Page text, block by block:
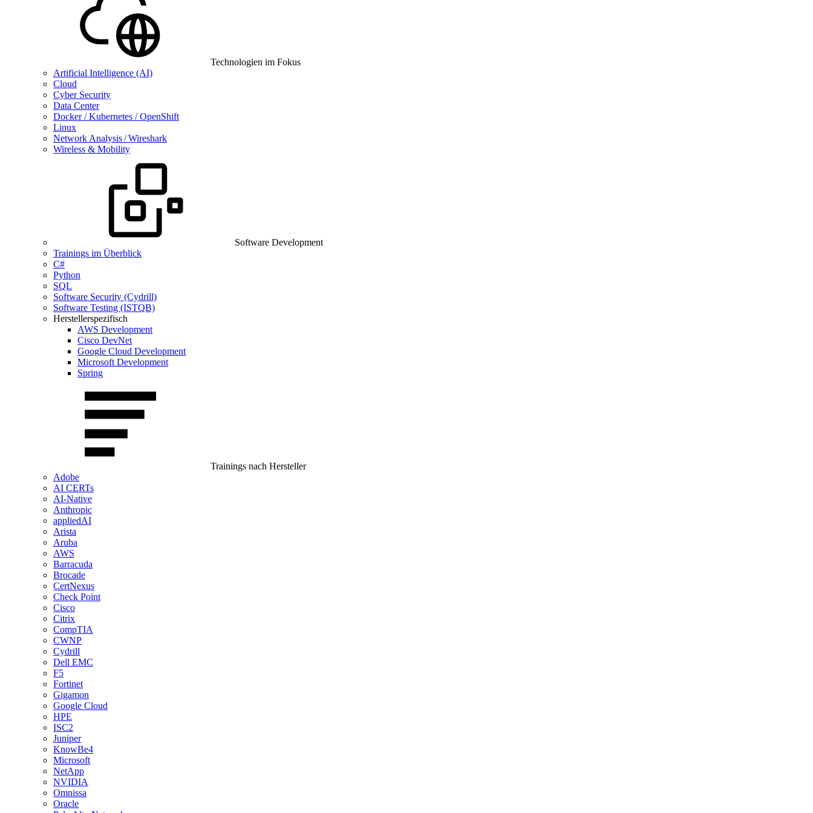
Technologien im Fokus
Artificial Intelligence (AI)
Cloud
Cyber Security
Data Center
Docker / Kubernetes / OpenShift
Linux
Network Analysis / Wireshark
Wireless & Mobility
Software Development
Trainings im Überblick
C#
Python
SQL
Software Security (Cydrill)
Software Testing (ISTQB)
Herstellerspezifisch
AWS Development
Cisco DevNet
Google Cloud Development
Microsoft Development
Spring
Trainings nach Hersteller
Adobe
AI CERTs
AI-Native
Anthropic
appliedAI
Arista
Aruba
AWS
Barracuda
Brocade
CertNexus
Check Point
Cisco
Citrix
CompTIA
CWNP
Cydrill
Dell EMC
F5
Fortinet
Gigamon
Google Cloud
HPE
ISC2
Juniper
KnowBe4
Microsoft
NetApp
NVIDIA
Omnissa
Oracle